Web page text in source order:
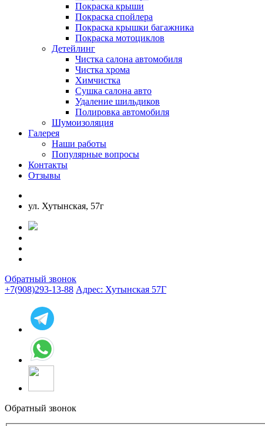
Покраска крыши
Покраска спойлера
Покраска крышки багажника
Покраска мотоциклов
Детейлинг
Чистка салона автомобиля
Чистка хрома
Химчистка
Сушка салона авто
Удаление шильдиков
Полировка автомобиля
Шумоизоляция
Галерея
Наши работы
Популярные вопросы
Контакты
Отзывы
ул. Хутынская, 57г
Обратный звонок
+7(908)293-13-88 Адрес: Хутынская 57Г
Обратный звонок